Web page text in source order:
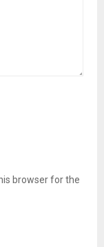
browser for the